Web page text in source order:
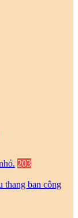
203
thang ban công